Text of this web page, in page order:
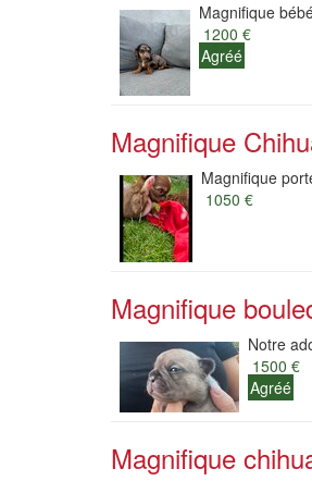
Magnifique
1200 €
Agréé
Magnifique
Magnifique
1050 €
Magnifique
Notre
1500 €
Agréé
Magnifique